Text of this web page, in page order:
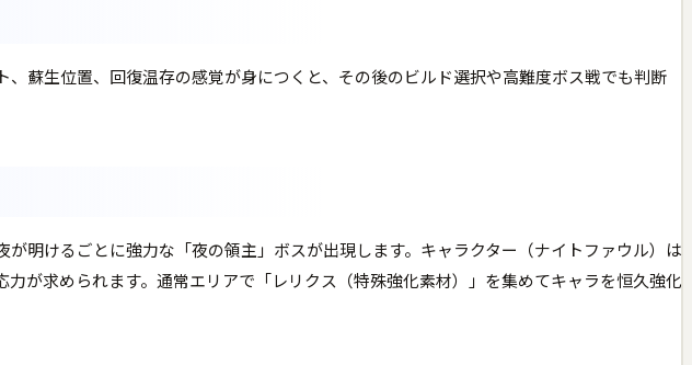
蘇生位置、回復温存の感覚が身につくと、その後のビルド選択や高難度ボス戦でも判断
明けるごとに強力な「夜の領主」ボスが出現します。キャラクター（ナイトファウル）は
が求められます。通常エリアで「レリクス（特殊強化素材）」を集めてキャラを恒久強化